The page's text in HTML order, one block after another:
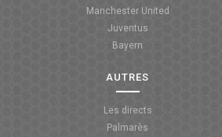
Manchester United
Juventus
Bayern
AUTRES
Les directs
Palmarès